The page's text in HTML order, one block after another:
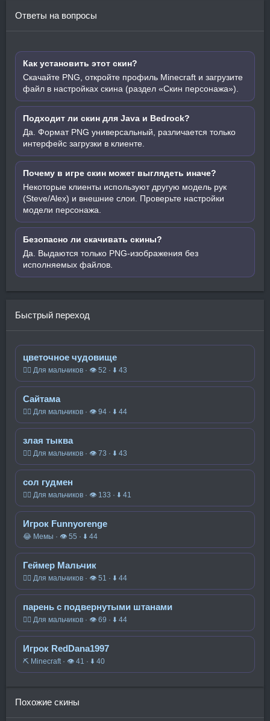
Ответы на вопросы
Как установить этот скин?
Скачайте PNG, откройте профиль Minecraft и загрузите
файл в настройках скина (раздел «Скин персонажа»).
Подходит ли скин для Java и Bedrock?
Да. Формат PNG универсальный, различается только
интерфейс загрузки в клиенте.
Почему в игре скин может выглядеть иначе?
Некоторые клиенты используют другую модель рук
(Steve/Alex) и внешние слои. Проверьте настройки
модели персонажа.
Безопасно ли скачивать скины?
Да. Выдаются только PNG-изображения без
исполняемых файлов.
Быстрый переход
цветочное чудовище
🧍‍♂️ Для мальчиков · 👁 52 · ⬇ 43
Сайтама
🧍‍♂️ Для мальчиков · 👁 94 · ⬇ 44
злая тыква
🧍‍♂️ Для мальчиков · 👁 73 · ⬇ 43
сол гудмен
🧍‍♂️ Для мальчиков · 👁 133 · ⬇ 41
Игрок Funnyorenge
😂 Мемы · 👁 55 · ⬇ 44
Геймер Мальчик
🧍‍♂️ Для мальчиков · 👁 51 · ⬇ 44
парень с подвернутыми штанами
🧍‍♂️ Для мальчиков · 👁 69 · ⬇ 44
Игрок RedDana1997
⛏️ Minecraft · 👁 41 · ⬇ 40
Похожие скины